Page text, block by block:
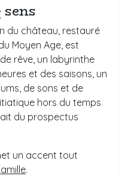
du château, restauré
Moyen Age, est
rêve, un labyrinthe
et des saisons, un
de sons et de
hors du temps
du prospectus
un accent tout
.